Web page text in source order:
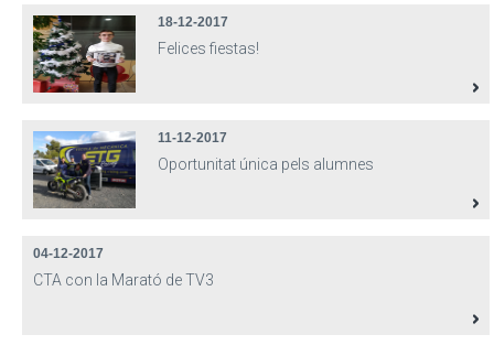
18-12-2017
Felices fiestas!
11-12-2017
Oportunitat única pels alumnes
04-12-2017
CTA con la Marató de TV3